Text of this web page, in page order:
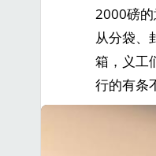
2000磅的
从分袋、
箱，义工
行的有条